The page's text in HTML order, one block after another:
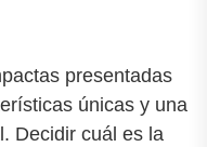
presentadas
únicas y una
Decidir cuál es la